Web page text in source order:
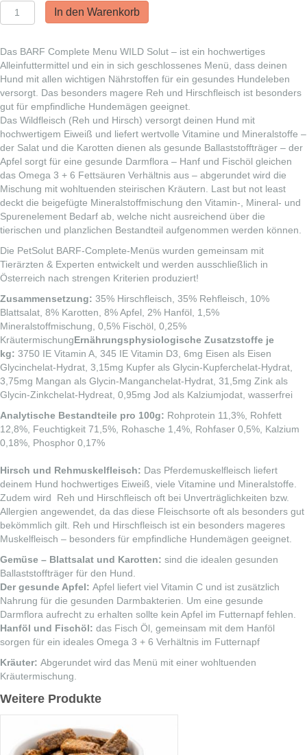
PetSolut:
BARF
Menu
Wild
Solut
Menge
In den Warenkorb
Das BARF Complete Menu WILD Solut – ist ein hochwertiges
Alleinfuttermittel und ein in sich geschlossenes Menü, dass deinen
Hund mit allen wichtigen Nährstoffen für ein gesundes Hundeleben
versorgt. Das besonders magere Reh und Hirschfleisch ist besonders
gut für empfindliche Hundemägen geeignet.
Das Wildfleisch (Reh und Hirsch) versorgt deinen Hund mit
hochwertigem Eiweiß und liefert wertvolle Vitamine und Mineralstoffe –
der Salat und die Karotten dienen als gesunde Ballaststoffträger – der
Apfel sorgt für eine gesunde Darmflora – Hanf und Fischöl gleichen
das Omega 3 + 6 Fettsäuren Verhältnis aus – abgerundet wird die
Mischung mit wohltuenden steirischen Kräutern. Last but not least
deckt die beigefügte Mineralstoffmischung den Vitamin-, Mineral- und
Spurenelement Bedarf ab, welche nicht ausreichend über die
tierischen und planzlichen Bestandteil aufgenommen werden können.
Die PetSolut BARF-Complete-Menüs wurden gemeinsam mit
Tierärzten & Experten entwickelt und werden ausschließlich in
Österreich nach strengen Kriterien produziert!
Zusammensetzung: 35% Hirschfleisch, 35% Rehfleisch, 10%
Blattsalat, 8% Karotten, 8% Apfel, 2% Hanföl, 1,5%
Mineralstoffmischung, 0,5% Fischöl, 0,25%
KräutermischungErnährungsphysiologische Zusatzstoffe je
kg: 3750 IE Vitamin A, 345 IE Vitamin D3, 6mg Eisen als Eisen
Glycinchelat-Hydrat, 3,15mg Kupfer als Glycin-Kupferchelat-Hydrat,
3,75mg Mangan als Glycin-Manganchelat-Hydrat, 31,5mg Zink als
Glycin-Zinkchelat-Hydreat, 0,95mg Jod als Kalziumjodat, wasserfrei
Analytische Bestandteile pro 100g: Rohprotein 11,3%, Rohfett
12,8%, Feuchtigkeit 71,5%, Rohasche 1,4%, Rohfaser 0,5%, Kalzium
0,18%, Phosphor 0,17%
Hirsch und Rehmuskelfleisch: Das Pferdemuskelfleisch liefert
deinem Hund hochwertiges Eiweiß, viele Vitamine und Mineralstoffe.
Zudem wird Reh und Hirschfleisch oft bei Unverträglichkeiten bzw.
Allergien angewendet, da das diese Fleischsorte oft als besonders gut
bekömmlich gilt. Reh und Hirschfleisch ist ein besonders mageres
Muskelfleisch – besonders für empfindliche Hundemägen geeignet.
Gemüse – Blattsalat und Karotten: sind die idealen gesunden
Ballaststoffträger für den Hund.
Der gesunde Apfel: Apfel liefert viel Vitamin C und ist zusätzlich
Nahrung für die gesunden Darmbakterien. Um eine gesunde
Darmflora aufrecht zu erhalten sollte kein Apfel im Futternapf fehlen.
Hanföl und Fischöl: das Fisch Öl, gemeinsam mit dem Hanföl
sorgen für ein ideales Omega 3 + 6 Verhältnis im Futternapf
Kräuter: Abgerundet wird das Menü mit einer wohltuenden
Kräutermischung.
Weitere Produkte